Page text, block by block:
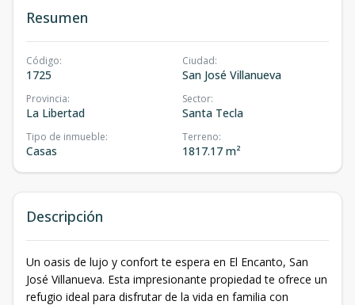
Resumen
Código:
1725
Ciudad:
San José Villanueva
Provincia:
La Libertad
Sector:
Santa Tecla
Tipo de inmueble:
Casas
Terreno:
1817.17 m²
Descripción
Un oasis de lujo y confort te espera en El Encanto, San
José Villanueva. Esta impresionante propiedad te ofrece un
refugio ideal para disfrutar de la vida en familia con